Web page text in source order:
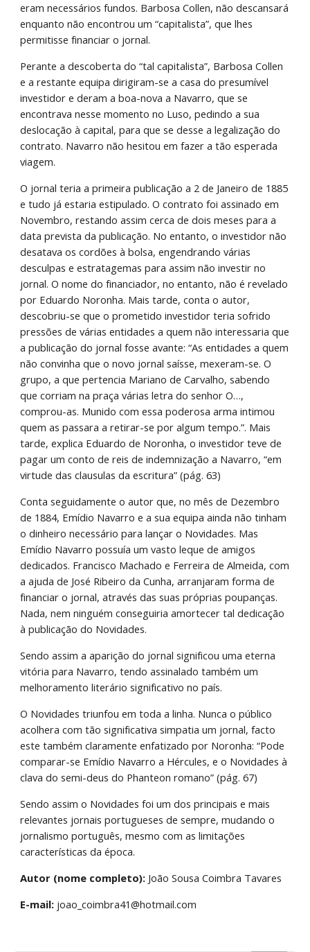
eram necessários fundos. Barbosa Collen, não descansará
enquanto não encontrou um “capitalista”, que lhes
permitisse financiar o jornal.
Perante a descoberta do “tal capitalista”, Barbosa Collen
e a restante equipa dirigiram-se a casa do presumível
investidor e deram a boa-nova a Navarro, que se
encontrava nesse momento no Luso, pedindo a sua
deslocação à capital, para que se desse a legalização do
contrato. Navarro não hesitou em fazer a tão esperada
viagem.
O jornal teria a primeira publicação a 2 de Janeiro de 1885
e tudo já estaria estipulado. O contrato foi assinado em
Novembro, restando assim cerca de dois meses para a
data prevista da publicação. No entanto, o investidor não
desatava os cordões à bolsa, engendrando várias
desculpas e estratagemas para assim não investir no
jornal. O nome do financiador, no entanto, não é revelado
por Eduardo Noronha. Mais tarde, conta o autor,
descobriu-se que o prometido investidor teria sofrido
pressões de várias entidades a quem não interessaria que
a publicação do jornal fosse avante: “As entidades a quem
não convinha que o novo jornal saísse, mexeram-se. O
grupo, a que pertencia Mariano de Carvalho, sabendo
que corriam na praça várias letra do senhor O…,
comprou-as. Munido com essa poderosa arma intimou
quem as passara a retirar-se por algum tempo.”. Mais
tarde, explica Eduardo de Noronha, o investidor teve de
pagar um conto de reis de indemnização a Navarro, “em
virtude das clausulas da escritura” (pág. 63)
Conta seguidamente o autor que, no mês de Dezembro
de 1884, Emídio Navarro e a sua equipa ainda não tinham
o dinheiro necessário para lançar o Novidades. Mas
Emídio Navarro possuía um vasto leque de amigos
dedicados. Francisco Machado e Ferreira de Almeida, com
a ajuda de José Ribeiro da Cunha, arranjaram forma de
financiar o jornal, através das suas próprias poupanças.
Nada, nem ninguém conseguiria amortecer tal dedicação
à publicação do Novidades.
Sendo assim a aparição do jornal significou uma eterna
vitória para Navarro, tendo assinalado também um
melhoramento literário significativo no país.
O Novidades triunfou em toda a linha. Nunca o público
acolhera com tão significativa simpatia um jornal, facto
este também claramente enfatizado por Noronha: “Pode
comparar-se Emídio Navarro a Hércules, e o Novidades à
clava do semi-deus do Phanteon romano” (pág. 67)
Sendo assim o Novidades foi um dos principais e mais
relevantes jornais portugueses de sempre, mudando o
jornalismo português, mesmo com as limitações
características da época.
Autor (nome completo): João Sousa Coimbra Tavares
E-mail: joao_coimbra41@hotmail.com